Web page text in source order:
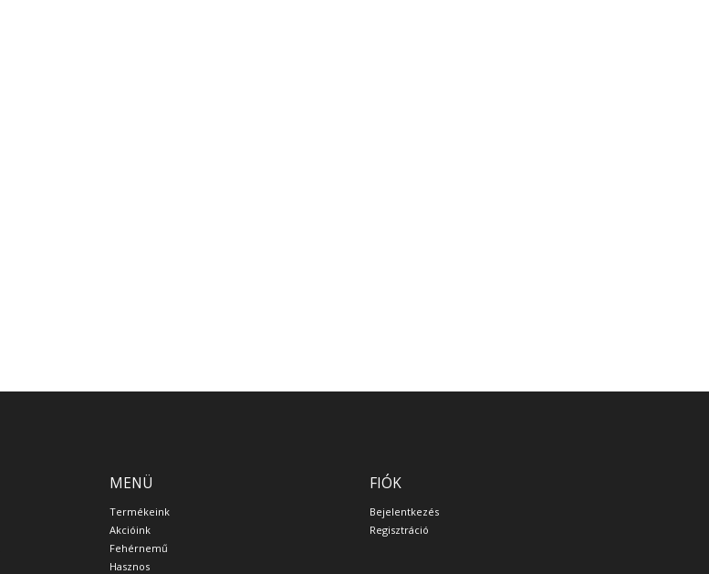
MENÜ
Termékeink
Akcióink
Fehérnemű
Hasznos
FIÓK
Bejelentkezés
Regisztráció